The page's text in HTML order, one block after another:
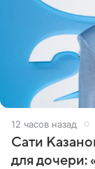
12 часов назад
Сати
для дочери: